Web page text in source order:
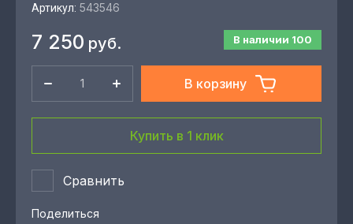
Артикул: 543546
В наличии 100
7 250 руб.
В корзину
Купить в 1 клик
Сравнить
Поделиться